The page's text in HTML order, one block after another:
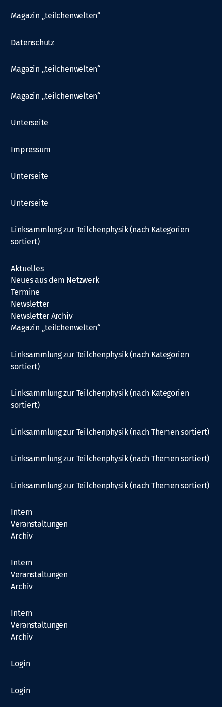
Magazin „teilchenwelten“
Datenschutz
Magazin „teilchenwelten“
Magazin „teilchenwelten“
Unterseite
Impressum
Unterseite
Unterseite
Linksammlung zur Teilchenphysik (nach Kategorien
sortiert)
Aktuelles
Neues aus dem Netzwerk
Termine
Newsletter
Newsletter Archiv
Magazin „teilchenwelten“
Linksammlung zur Teilchenphysik (nach Kategorien
sortiert)
Linksammlung zur Teilchenphysik (nach Kategorien
sortiert)
Linksammlung zur Teilchenphysik (nach Themen sortiert)
Linksammlung zur Teilchenphysik (nach Themen sortiert)
Linksammlung zur Teilchenphysik (nach Themen sortiert)
Intern
Veranstaltungen
Archiv
Intern
Veranstaltungen
Archiv
Intern
Veranstaltungen
Archiv
Login
Login